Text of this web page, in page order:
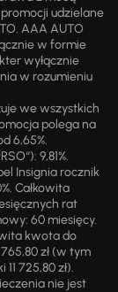
udzielane
AAA AUTO
w formie
wyłącznie
w rozumieniu
we wszystkich
polega na
6,65%.
9,81%.
Insignia rocznik
Całkowita
rat
60 miesięcy.
kwota do
zł (w tym
725,80 zł).
nie jest